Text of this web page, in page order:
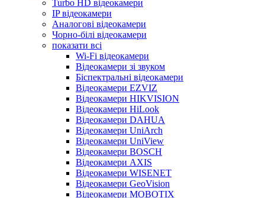
Turbo HD відеокамери
IP відеокамери
Аналогові відеокамери
Чорно-білі відеокамери
показати всі
Wi-Fi відеокамери
Відеокамери зі звуком
Біспектральні відеокамери
Відеокамери EZVIZ
Відеокамери HIKVISION
Відеокамери HiLook
Відеокамери DAHUA
Відеокамери UniArch
Відеокамери UniView
Відеокамери BOSCH
Відеокамери AXIS
Відеокамери WISENET
Відеокамери GeoVision
Відеокамери MOBOTIX